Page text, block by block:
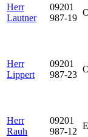
Herr
Lautner
09201
987-19
Herr
Lippert
09201
987-23
Herr
Rauh
09201
987-12